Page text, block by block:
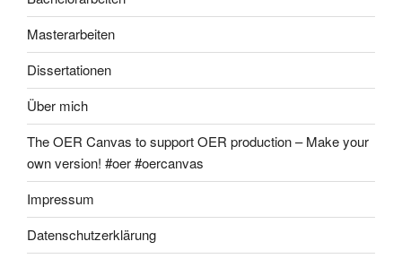
Masterarbeiten
Dissertationen
Über mich
The OER Canvas to support OER production – Make your
own version! #oer #oercanvas
Impressum
Datenschutzerklärung